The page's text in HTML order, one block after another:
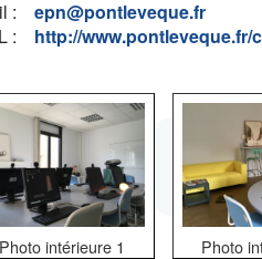
:
epn@pontleveque.fr
:
http://
Photo intérieure 1 Photo